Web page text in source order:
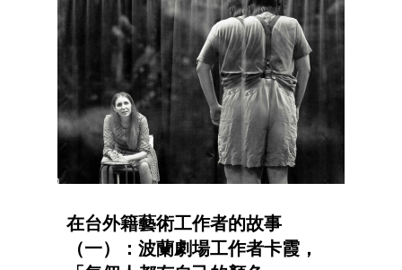
在台外籍藝術工作者的故事
（一）：波蘭劇場工作者卡霞，